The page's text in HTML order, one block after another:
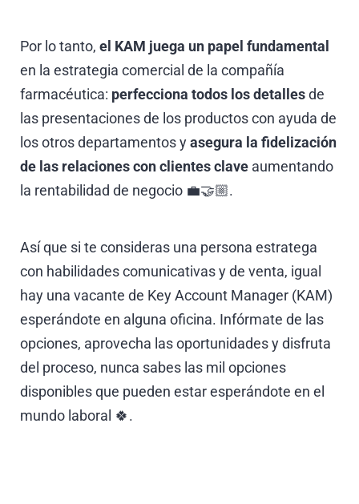
Por lo tanto, el KAM juega un papel fundamental
en la estrategia comercial de la compañía
farmacéutica: perfecciona todos los detallesde
las presentaciones de los productos con ayuda de
los otros departamentos yasegura la fidelización
de las relaciones con clientes clave aumentando
la rentabilidad de negocio 💼🤝🏼.
Así que si te consideras una persona estratega
con habilidades comunicativas y de venta, igual
hay una vacante de Key Account Manager (KAM)
esperándote en alguna oficina. Infórmate de las
opciones, aprovecha las oportunidades y disfruta
del proceso, nunca sabes las mil opciones
disponibles que pueden estar esperándote en el
mundo laboral 🍀.